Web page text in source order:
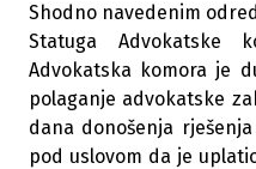
Shodno navedenim
Statuga Advokatske
Advokatska komora je
polaganje advokatske
dana donošenja
pod uslovom da je